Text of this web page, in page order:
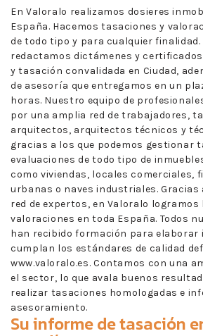
En Valoralo realizamos dosieres
España. Hacemos tasaciones y
de todo tipo y para cualquier finalidad.
redactamos dictámenes y
y tasación convalidada en Ciudad,
de asesoría que entregamos en un
horas. Nuestro equipo de
por una amplia red de trabajadores,
arquitectos, arquitectos técnicos y
gracias a los que podemos gestionar
evaluaciones de todo tipo de
como viviendas, locales comerciales,
urbanas o naves industriales.
red de expertos, en Valoralo
valoraciones en toda España. Todos
han recibido formación para elaborar
cumplan los estándares de calidad
www.valoralo.es. Contamos con una
el sector, lo que avala buenos
realizar tasaciones homologadas e
asesoramiento.
Su informe de tasación